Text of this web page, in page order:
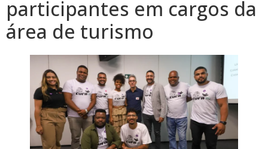
participantes em cargos da
área de turismo